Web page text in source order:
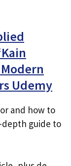
Udemy
and how to
guide to